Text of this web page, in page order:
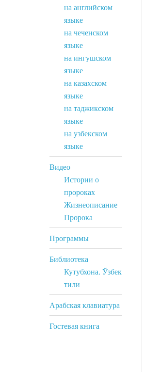
на английском
языке
на чеченском
языке
на ингушском
языке
на казахском
языке
на таджикском
языке
на узбекском
языке
Видео
Истории о
пророках
Жизнеописание
Пророка
Программы
Библиотека
Кутубхона. Ўзбек
тили
Арабская клавиатура
Гостевая книга